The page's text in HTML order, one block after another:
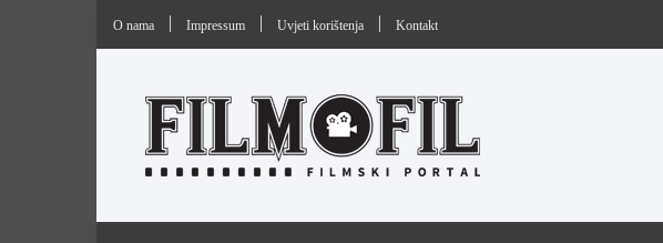
O nama Impressum Uvjeti korištenja Kontakt